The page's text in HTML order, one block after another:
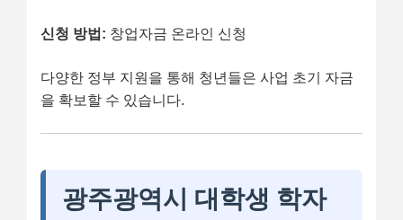
신청 방법: 창업자금 온라인 신청
다양한 정부 지원을 통해 청년들은 사업 초기 자금
을 확보할 수 있습니다.
광주광역시 대학생 학자